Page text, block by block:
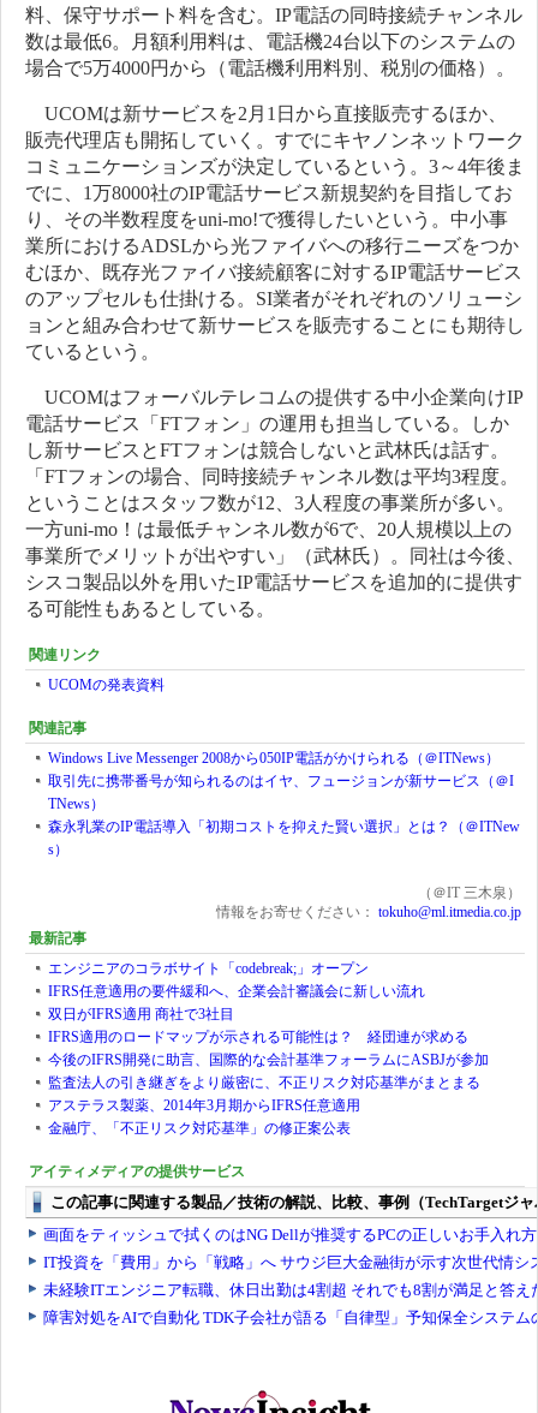
料、保守サポート料を含む。IP電話の同時接続チャンネル
数は最低6。月額利用料は、電話機24台以下のシステムの
場合で5万4000円から（電話機利用料別、税別の価格）。
UCOMは新サービスを2月1日から直接販売するほか、
販売代理店も開拓していく。すでにキヤノンネットワーク
コミュニケーションズが決定しているという。3～4年後ま
でに、1万8000社のIP電話サービス新規契約を目指してお
り、その半数程度をuni-mo!で獲得したいという。中小事
業所におけるADSLから光ファイバへの移行ニーズをつか
むほか、既存光ファイバ接続顧客に対するIP電話サービス
のアップセルも仕掛ける。SI業者がそれぞれのソリューシ
ョンと組み合わせて新サービスを販売することにも期待し
ているという。
UCOMはフォーバルテレコムの提供する中小企業向けIP
電話サービス「FTフォン」の運用も担当している。しか
し新サービスとFTフォンは競合しないと武林氏は話す。
「FTフォンの場合、同時接続チャンネル数は平均3程度。
ということはスタッフ数が12、3人程度の事業所が多い。
一方uni-mo！は最低チャンネル数が6で、20人規模以上の
事業所でメリットが出やすい」（武林氏）。同社は今後、
シスコ製品以外を用いたIP電話サービスを追加的に提供す
る可能性もあるとしている。
関連リンク
UCOMの発表資料
関連記事
Windows Live Messenger 2008から050IP電話がかけられる（＠ITNews）
取引先に携帯番号が知られるのはイヤ、フュージョンが新サービス（＠I
TNews）
森永乳業のIP電話導入「初期コストを抑えた賢い選択」とは？（＠ITNew
s）
（＠IT 三木泉）
情報をお寄せください： tokuho@ml.itmedia.co.jp
最新記事
エンジニアのコラボサイト「codebreak;」オープン
IFRS任意適用の要件緩和へ、企業会計審議会に新しい流れ
双日がIFRS適用 商社で3社目
IFRS適用のロードマップが示される可能性は？ 経団連が求める
今後のIFRS開発に助言、国際的な会計基準フォーラムにASBJが参加
監査法人の引き継ぎをより厳密に、不正リスク対応基準がまとまる
アステラス製薬、2014年3月期からIFRS任意適用
金融庁、「不正リスク対応基準」の修正案公表
アイティメディアの提供サービス